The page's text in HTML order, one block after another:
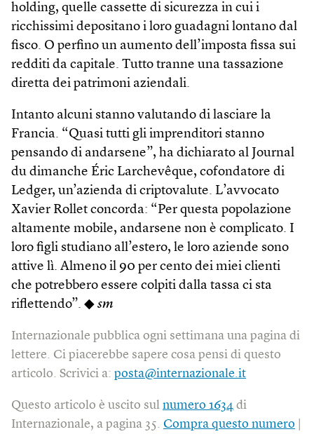
holding, quelle cassette di sicurezza in cui i
ricchissimi depositano i loro guadagni lontano dal
fisco. O perfino un aumento dell’imposta fissa sui
redditi da capitale. Tutto tranne una tassazione
diretta dei patrimoni aziendali.
Intanto alcuni stanno valutando di lasciare la
Francia. “Quasi tutti gli imprenditori stanno
pensando di andarsene”, ha dichiarato al Journal
du dimanche Éric Larchevêque, cofondatore di
Ledger, un’azienda di criptovalute. L’avvocato
Xavier Rollet concorda: “Per questa popolazione
altamente mobile, andarsene non è complicato. I
loro figli studiano all’estero, le loro aziende sono
attive lì. Almeno il 90 per cento dei miei clienti
che potrebbero essere colpiti dalla tassa ci sta
riflettendo”. ◆ sm
Internazionale pubblica ogni settimana una pagina di
lettere. Ci piacerebbe sapere cosa pensi di questo
articolo. Scrivici a: posta@internazionale.it
Questo articolo è uscito sul numero 1634 di
Internazionale, a pagina 35. Compra questo numero